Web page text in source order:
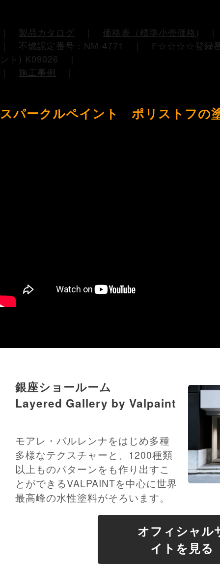
製品カタログ 価格表（標準小売価格)
｜ 不燃認定番号：NM-4771 ｜ F☆☆☆☆登録番
ント) K09026 ｜
施工事例
スパークルペイント ポリストフの
銀座ショールーム
Layered Gallery by Valpaint
モアレ・バルレンナをはじめ多種
多様なテクスチャーと、1200種類
以上ものパターンをも作り出すこ
とができるVALPAINTを中心に世界
最高峰の水性塗料がそろいます。
オフィシャル
イトを見る